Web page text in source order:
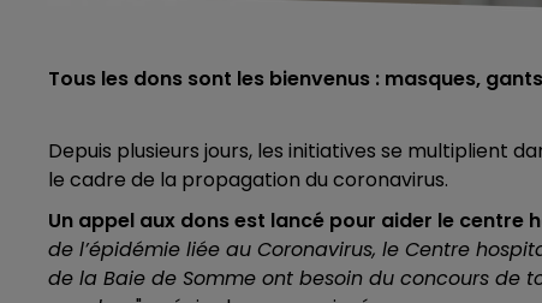
Tous les dons sont les bienvenus : masques,
Depuis plusieurs jours, les initiatives se multiplient
le cadre de la propagation du coronavirus.
Un appel aux dons est lancé pour aider le centre
de l’épidémie liée au Coronavirus, le Centre
de la Baie de Somme ont besoin du concours de